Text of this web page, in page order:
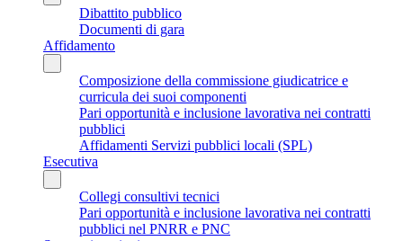
Dibattito pubblico
Documenti di gara
Affidamento
Composizione della commissione giudicatrice e
curricula dei suoi componenti
Pari opportunità e inclusione lavorativa nei contratti
pubblici
Affidamenti Servizi pubblici locali (SPL)
Esecutiva
Collegi consultivi tecnici
Pari opportunità e inclusione lavorativa nei contratti
pubblici nel PNRR e PNC